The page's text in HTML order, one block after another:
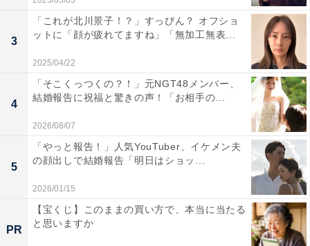
3
「これが北川景子！？」すっぴん？ オフショ
ットに「顔が疲れてますね」「無加工無表...
2025/04/22
4
「そこくっつくの？！」元NGT48メンバー、
結婚報告に祝福と驚きの声！「お相手の...
2026/08/07
5
「やっと報告！」人気YouTuber、イケメン夫
の顔出しで結婚報告「明日はショッ...
2026/01/15
PR
【宝くじ】このままの買い方で、本当に当たる
と思いますか